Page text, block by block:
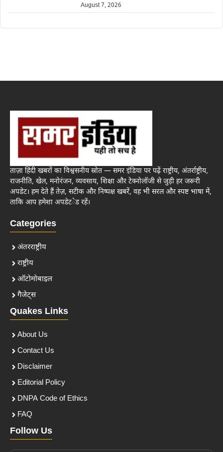
August 7, 2026
ताज़ा हिंदी खबरों का विश्वसनीय स्रोत — समर इंडिया पर पढ़ें राष्ट्रीय, अंतर्राष्ट्रीय,
राजनीति, खेल, मनोरंजन, व्यवसाय, शिक्षा और टेक्नोलॉजी से जुड़ी हर जरूरी
अपडेट। हम देते हैं तेज़, सटीक और निष्पक्ष खबरें, वह भी सरल और स्पष्ट भाषा में,
ताकि आप हमेशा अपडेटेड रहें।
Categories
अंतरराष्ट्रीय
राष्ट्रीय
ऑटोमोबाइल
गैजेट्स
Quakes Links
About Us
Contact Us
Disclaimer
Editorial Policy
DNPA Code of Ethics
FAQ
Follow Us